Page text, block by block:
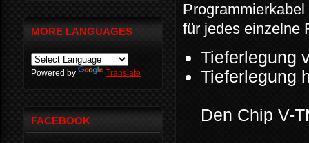
für jedes einzelne
Tieferlegung
Tieferlegung
Den Chip V-
MORE LANGUAGES
Powered by Translate
FACEBOOK